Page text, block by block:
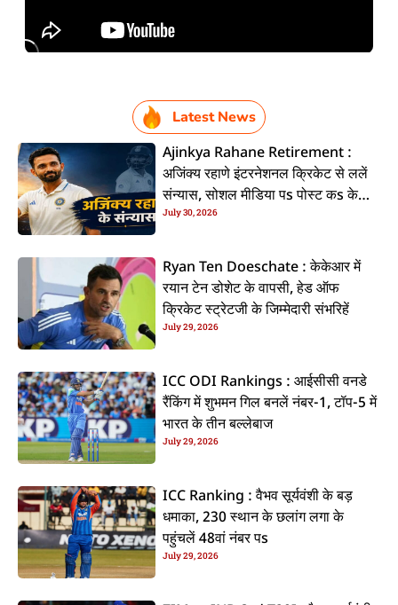
Latest News
Ajinkya Rahane Retirement :
अजिंक्य रहाणे इंटरनेशनल क्रिकेट से ललें
संन्यास, सोशल मीडिया पs पोस्ट कs के
कइलें एलान
July 30, 2026
Ryan Ten Doeschate : केकेआर में
रयान टेन डोशेट के वापसी, हेड ऑफ
क्रिकेट स्ट्रेटजी के जिम्मेदारी संभरिहें
July 29, 2026
ICC ODI Rankings : आईसीसी वनडे
रैंकिंग में शुभमन गिल बनलें नंबर-1, टॉप-5 में
भारत के तीन बल्लेबाज
July 29, 2026
ICC Ranking : वैभव सूर्यवंशी के बड़
धमाका, 230 स्थान के छलांग लगा के
पहुंचलें 48वां नंबर पs
July 29, 2026